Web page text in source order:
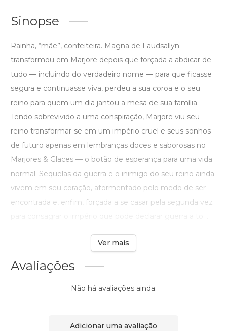
Sinopse
Rainha, “mãe”, confeiteira. Magna de Laudsallyn
transformou em Marjore depois que forçada a abdicar de
tudo — incluindo do verdadeiro nome — para que ficasse
segura e continuasse viva, perdeu a sua coroa e o seu
reino para quem um dia jantou a mesa de sua família.
Tendo sobrevivido a uma conspiração, Marjore viu seu
reino transformar-se em um império cruel e seus sonhos
de futuro apenas em lembranças doces e saborosas no
Marjores & Glaces — o botão de esperança para uma vida
normal. Sequelas da guerra e o inimigo do seu reino ainda
vivem em seu coração, atormentado pelo medo de ser
encontrada e, enfim, forçada a se casar pela segunda vez
Ver mais
Avaliações
Não há avaliações ainda.
Adicionar uma avaliação